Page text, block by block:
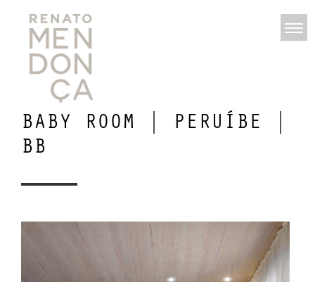
BABY ROOM | PERUÍBE |
BB